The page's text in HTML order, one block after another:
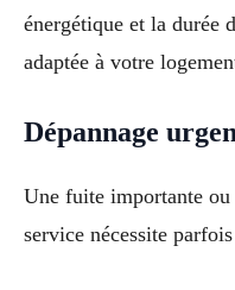
énergétique et la durée
adaptée à votre
Dépannage
Une fuite importante
service nécessite